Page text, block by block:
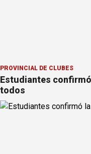
PROVINCIAL DE CLUBES
Estudiantes
todos